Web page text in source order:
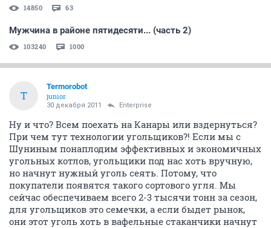
14850 63
Мужчина в районе пятидесяти... (часть 2)
103240 1000
T
Termorobot
junior
30 декабря 2011 Enterprise
Ну и что? Всем поехать на Канары или вздернуться?
При чем тут технологии угольщиков?! Если мы с
Шуниным понаплодим эффективных и экономичных
угольных котлов, угольщики под нас хоть вручную,
но начнут нужный уголь сеять. Потому, что
покупатели появятся такого сортового угля. Мы
сейчас обеспечиваем всего 2-3 тысячи тонн за сезон,
для угольщиков это семечки, а если быдет рынок,
они этот уголь хоть в вафельные стаканчики начнут